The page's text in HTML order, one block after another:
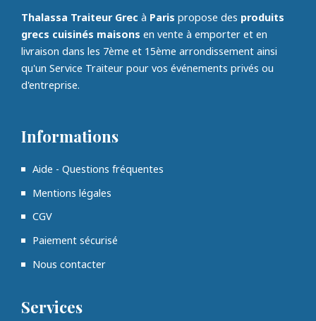
Thalassa Traiteur Grec à Paris propose des produits
grecs cuisinés maisons en vente à emporter et en
livraison dans les 7ème et 15ème arrondissement ainsi
qu'un Service Traiteur pour vos événements privés ou
d'entreprise.
Informations
Aide - Questions fréquentes
Mentions légales
CGV
Paiement sécurisé
Nous contacter
Services